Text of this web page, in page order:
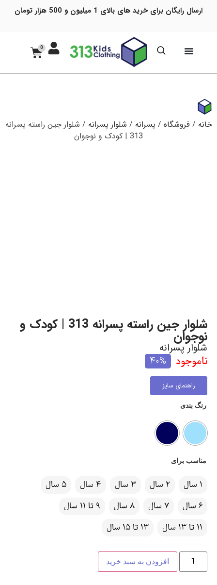
ارسال رایگان برای خرید های بالای 1 میلیون و 500 هزار تومان
0
خانه /فروشگاه / پسرانه / شلوار پسرانه / شلوار جین راسته پسرانه
313 | کودک و نوجوان
شلوار جین راسته پسرانه 313 | کودک و
نوجوان
شلوار پسرانه
ناموجود 40%
راهنمای سایز
رنگ بندی
مناسب برای
1 سال 2 سال 3 سال 4 سال
5 سال
6 سال
7 سال 8 سال
9 تا 11 سال
11 تا 13 سال
13 تا 15 سال
افزودن به سبد خرید